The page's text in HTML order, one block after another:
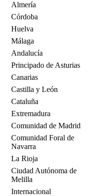
Almería
Córdoba
Huelva
Málaga
Andalucía
Principado de Asturias
Canarias
Castilla y León
Cataluña
Extremadura
Comunidad de Madrid
Comunidad Foral de
Navarra
La Rioja
Ciudad Autónoma de
Melilla
Internacional